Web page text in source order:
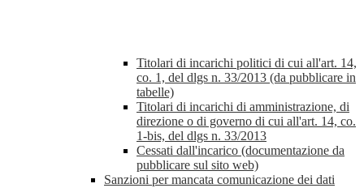
Titolari di incarichi politici di cui all'art. 14,
co. 1, del dlgs n. 33/2013 (da pubblicare in
tabelle)
Titolari di incarichi di amministrazione, di
direzione o di governo di cui all'art. 14, co.
1-bis, del dlgs n. 33/2013
Cessati dall'incarico (documentazione da
pubblicare sul sito web)
Sanzioni per mancata comunicazione dei dati